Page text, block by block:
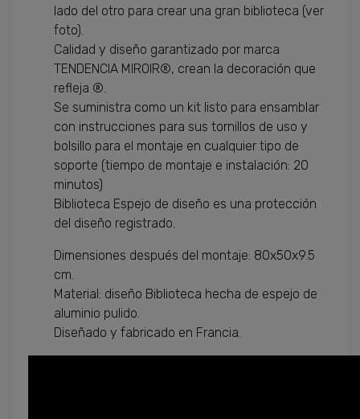
lado del otro para crear una gran biblioteca (ver
foto).
Calidad y diseño garantizado por marca
TENDENCIA MIROIR®, crean la decoración que
refleja ®.
Se suministra como un kit listo para ensamblar
con instrucciones para sus tornillos de uso y
bolsillo para el montaje en cualquier tipo de
soporte (tiempo de montaje e instalación: 20
minutos)
Biblioteca Espejo de diseño es una protección
del diseño registrado.
Dimensiones después del montaje: 80x50x9.5
cm.
Material: diseño Biblioteca hecha de espejo de
aluminio pulido.
Diseñado y fabricado en Francia.